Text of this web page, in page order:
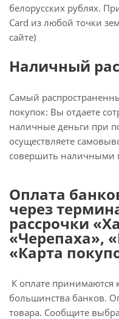
белорусских рублях.
Card из любой точки
сайте)
Наличный
Самый
покупок: Вы отдаете
наличные деньги при
осуществляете
совершить наличными
Оплата
через
рассрочки
«Черепаха»,
«Карта
К оплате принимаются
большинства банков.
товара. Сообщите